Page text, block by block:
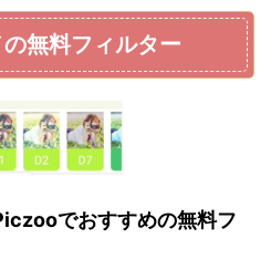
無料フィルター
でおすすめの無料フ